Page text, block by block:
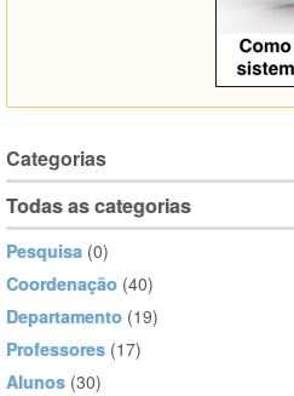
Categorias
Todas as categorias
Pesquisa (0)
Coordenação (40)
Departamento (19)
Professores (17)
Alunos (30)